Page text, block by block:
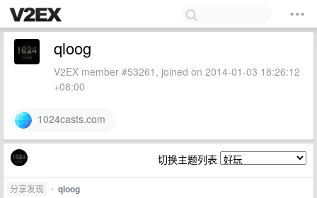
qloog
V2EX member #53261, joined on 2014-01-03 18:26:12
+08:00
1024casts.com
切换主题列表
分享发现 • qloog